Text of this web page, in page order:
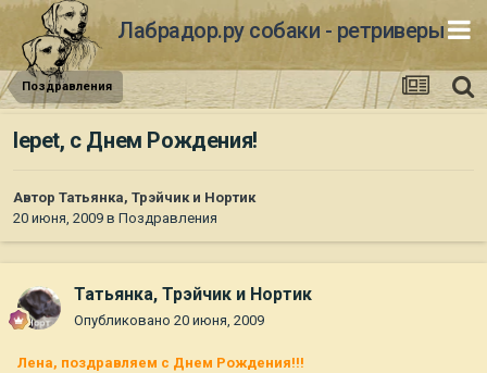
Лабрадор.ру собаки - ретриверы
Поздравления
lepet, с Днем Рождения!
Автор Татьянка, Трэйчик и Нортик
20 июня, 2009 в Поздравления
Татьянка, Трэйчик и Нортик
Опубликовано 20 июня, 2009
Лена, поздравляем с Днем Рождения!!!